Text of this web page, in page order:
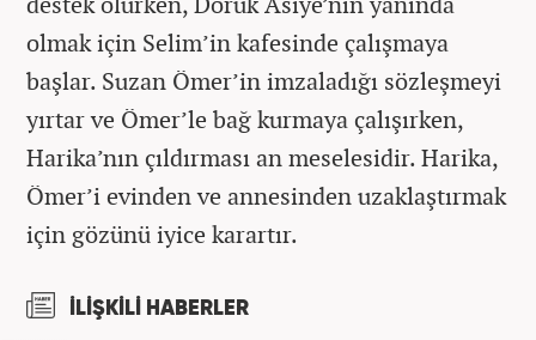
olmak için Selim’in kafesinde çalışmaya
başlar. Suzan Ömer’in imzaladığı sözleşmeyi
yırtar ve Ömer’le bağ kurmaya çalışırken,
Harika’nın çıldırması an meselesidir. Harika,
Ömer’i evinden ve annesinden uzaklaştırmak
için gözünü iyice karartır.
İLİŞKİLİ HABERLER